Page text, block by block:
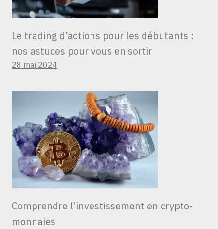
Le trading d’actions pour les débutants :
nos astuces pour vous en sortir
28 mai 2024
Comprendre l’investissement en crypto-
monnaies